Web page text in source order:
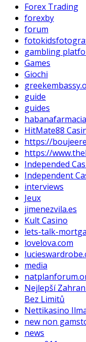
Forex Trading
forexby
forum
gambling
Games
Giochi
guide
guides
HitMate88
https://
https://
Independed
Independent
interviews
Jeux
jimenezvila.es
Kult Casino
lets-talk-
lovelova.com
media
Nejlepší
Bez Limitů
Nettikasino
new non
news